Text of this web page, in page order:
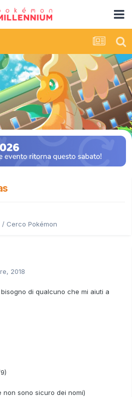
/ Cerco Pokémon
2018
di qualcuno che mi aiuti a
non sono sicuro dei nomi)